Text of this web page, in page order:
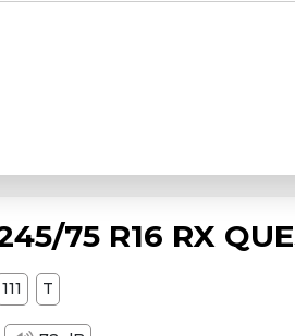
75 R16 RX
111 T